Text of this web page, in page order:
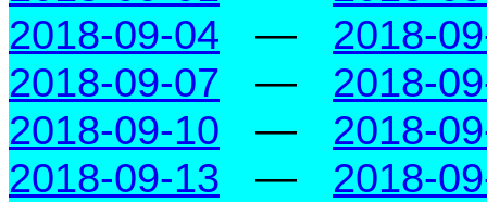
2018-09-04 —
2018-
2018-09-07 —
2018-
2018-09-10 —
2018-
2018-09-13 —
2018-